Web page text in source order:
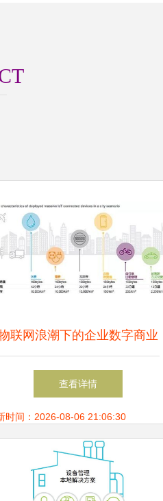
联网浪潮下的企业数字商业
转型之路
查看详情
时间：2026-08-06 21:06:30